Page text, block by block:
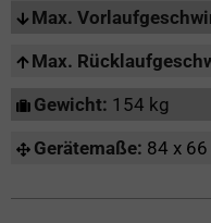
Max.
Max.
Gewicht: 154 kg
Gerätemaße: 84 x